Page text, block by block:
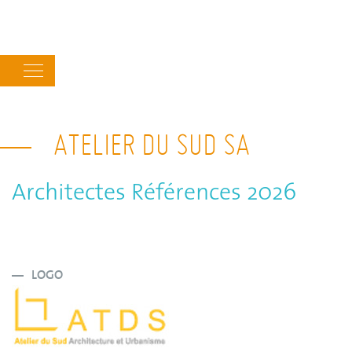
navigation
ATELIER DU SUD SA
Architectes Références 2026
LOGO